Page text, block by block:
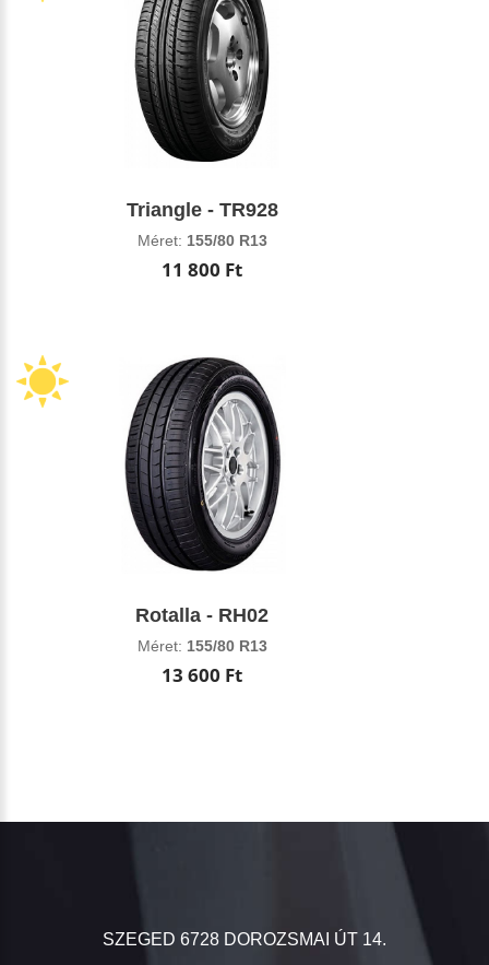
Triangle - TR928
Méret: 155/80 R13
11 800 Ft
Rotalla - RH02
Méret: 155/80 R13
13 600 Ft
SZEGED 6728 DOROZSMAI ÚT 14.